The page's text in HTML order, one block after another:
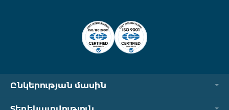
Ընկերության մասին